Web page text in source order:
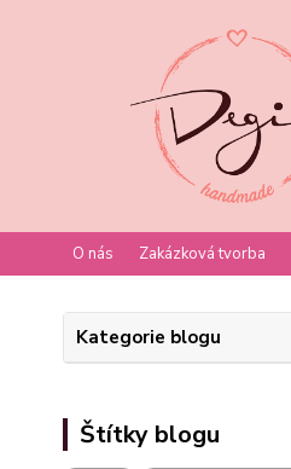
O nás Zakázková tvorba
Kategorie blogu
Štítky blogu